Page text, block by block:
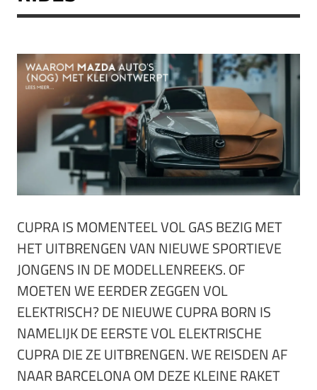
CUPRA IS MOMENTEEL VOL GAS BEZIG MET
HET UITBRENGEN VAN NIEUWE SPORTIEVE
JONGENS IN DE MODELLENREEKS. OF
MOETEN WE EERDER ZEGGEN VOL
ELEKTRISCH? DE NIEUWE CUPRA BORN IS
NAMELIJK DE EERSTE VOL ELEKTRISCHE
CUPRA DIE ZE UITBRENGEN. WE REISDEN AF
NAAR BARCELONA OM DEZE KLEINE RAKET